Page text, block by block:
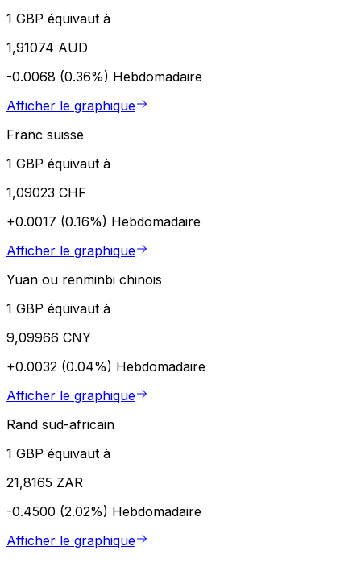
1 GBP équivaut à
1,91074 AUD
-0.0068 (0.36%) Hebdomadaire
Afficher le graphique
Franc suisse
1 GBP équivaut à
1,09023 CHF
+0.0017 (0.16%) Hebdomadaire
Afficher le graphique
Yuan ou renminbi chinois
1 GBP équivaut à
9,09966 CNY
+0.0032 (0.04%) Hebdomadaire
Afficher le graphique
Rand sud-africain
1 GBP équivaut à
21,8165 ZAR
-0.4500 (2.02%) Hebdomadaire
Afficher le graphique